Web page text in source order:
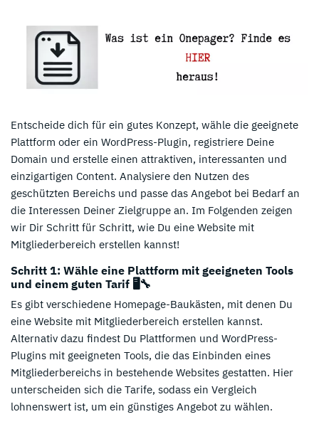
Entscheide dich für ein gutes Konzept, wähle die geeignete
Plattform oder ein WordPress-Plugin, registriere Deine
Domain und erstelle einen attraktiven, interessanten und
einzigartigen Content. Analysiere den Nutzen des
geschützten Bereichs und passe das Angebot bei Bedarf an
die Interessen Deiner Zielgruppe an. Im Folgenden zeigen
wir Dir Schritt für Schritt, wie Du eine Website mit
Mitgliederbereich erstellen kannst!
Schritt 1: Wähle eine Plattform mit geeigneten Tools
und einem guten Tarif 🖥️🔧
Es gibt verschiedene Homepage-Baukästen, mit denen Du
eine Website mit Mitgliederbereich erstellen kannst.
Alternativ dazu findest Du Plattformen und WordPress-
Plugins mit geeigneten Tools, die das Einbinden eines
Mitgliederbereichs in bestehende Websites gestatten. Hier
unterscheiden sich die Tarife, sodass ein Vergleich
lohnenswert ist, um ein günstiges Angebot zu wählen.